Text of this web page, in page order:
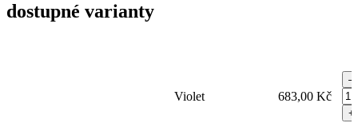
dostupné varianty
Violet 683,00 Kč
–
+